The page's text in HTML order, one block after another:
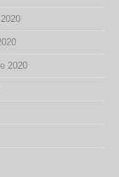
2020